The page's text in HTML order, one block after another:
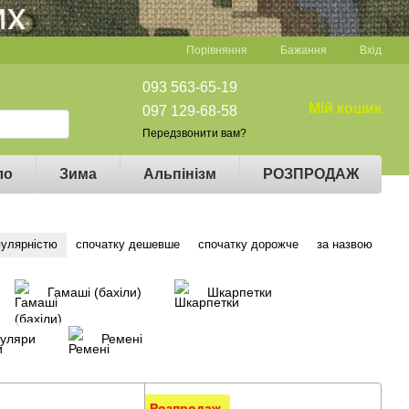
Порівняння Бажання Вхід
093 563-65-19
097 129-68-58
Передзвонити вам?
Мій кошик
Зима Альпінізм РОЗПРОДАЖ
спочатку дешевше спочатку дорожче за назвою
Гамаші (бахіли) Шкарпетки
Ремені